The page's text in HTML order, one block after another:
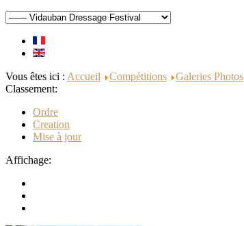
Vous êtes ici : Accueil Compétitions Galeries Photos
Classement:
Ordre
Creation
Mise à jour
Affichage: